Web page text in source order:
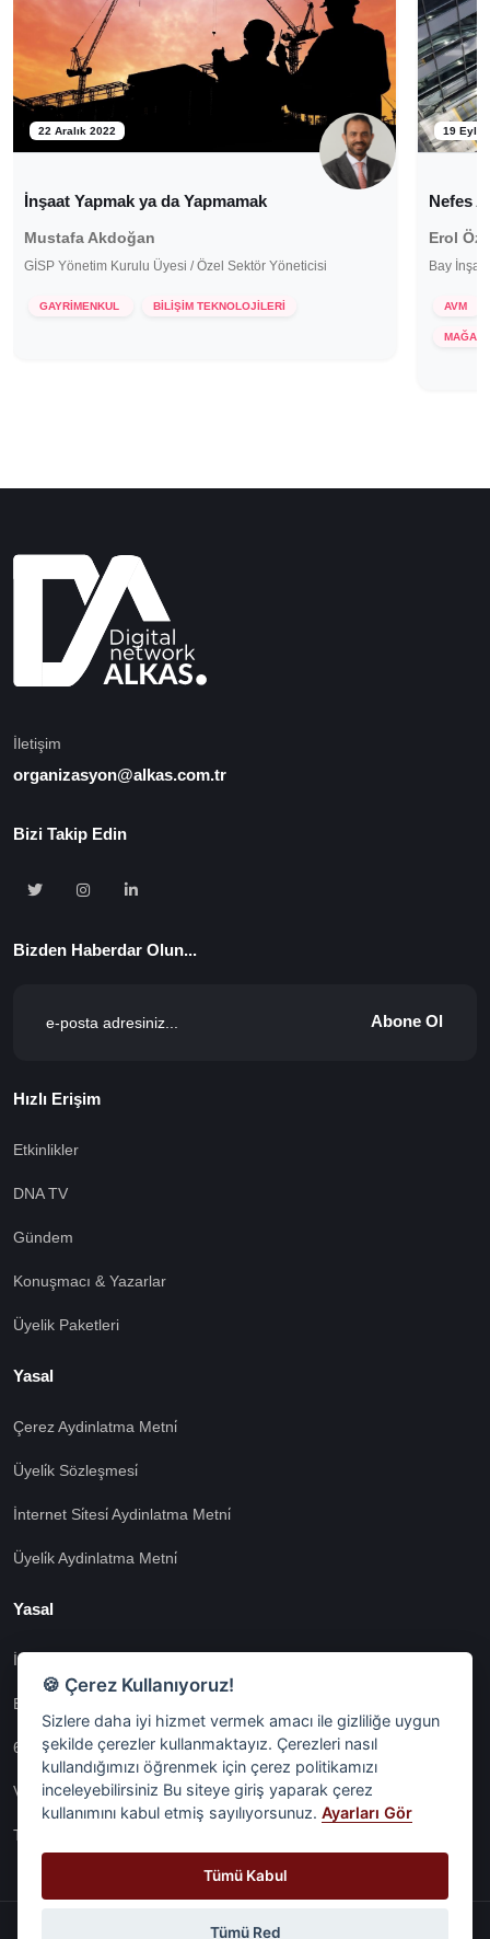
22 Aralık 2022
İnşaat Yapmak ya da Yapmamak
Mustafa Akdoğan
GİSP Yönetim Kurulu Üyesi / Özel Sektör Yöneticisi
GAYRİMENKUL BİLİŞİM TEKNOLOJİLERİ
19 Eylül
Nefes
Erol
Bay
AVM
İletişim
organizasyon@alkas.com.tr
Bizi Takip Edin
Bizden Haberdar Olun...
Abone Ol
Hızlı Erişim
Etkinlikler
DNA TV
Gündem
Konuşmacı & Yazarlar
Üyelik Paketleri
Yasal
Çerez Aydinlatma Metni̇
Üyeli̇k Sözleşmesi̇
İnternet Si̇tesi̇ Aydinlatma Metni̇
Üyeli̇k Aydinlatma Metni̇
Yasal
İşlem Rehberi̇
Etk İzni̇ Metni̇
6698 Sayili Kvkk Gereği̇nce Veri̇ Sorumlusuna Başvuru Formu
Veri Sorumlularına Başvuru Formu
Tüm Sözleşmeler
🍪 Çerez Kullanıyoruz!
Sizlere daha iyi hizmet vermek amacı ile gizliliğe uygun
şekilde çerezler kullanmaktayız. Çerezleri nasıl
kullandığımızı öğrenmek için çerez politikamızı
inceleyebilirsiniz Bu siteye giriş yaparak çerez
kullanımını kabul etmiş sayılıyorsunuz.Ayarları Gör
Tümü Kabul
Tümü Red